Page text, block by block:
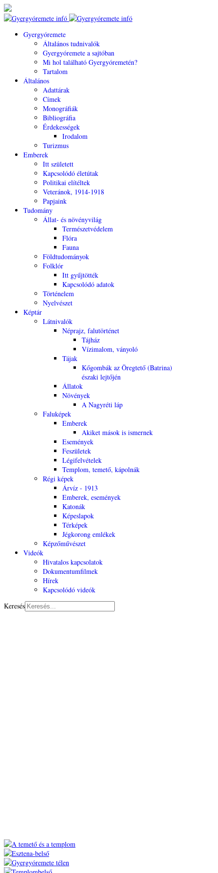
Gyergyóremete
Általános tudnivalók
Gyergyóremete a sajtóban
Mi hol található Gyergyóremetén?
Tartalom
Általános
Adattárak
Címek
Monográfiák
Bibliográfia
Érdekességek
Irodalom
Turizmus
Emberek
Itt született
Kapcsolódó életútak
Politikai elítéltek
Veteránok, 1914-1918
Papjaink
Tudomány
Állat- és növényvilág
Természetvédelem
Flóra
Fauna
Földtudományok
Folklór
Itt gyűjtötték
Kapcsolódó adatok
Történelem
Nyelvészet
Képtár
Látnivalók
Néprajz, falutörténet
Tájház
Vízimalom, ványoló
Tájak
Kőgombák az Öregtető (Batrina)
északi lejtőjén
Állatok
Növények
A Nagyréti láp
Faluképek
Emberek
Akiket mások is ismernek
Események
Feszületek
Légifelvételek
Templom, temető, kápolnák
Régi képek
Árvíz - 1913
Emberek, események
Katonák
Képeslapok
Térképek
Jégkorong emlékek
Képzőművészet
Videók
Hivatalos kapcsolatok
Dokumentumfilmek
Hírek
Kapcsolódó videók
Keresés